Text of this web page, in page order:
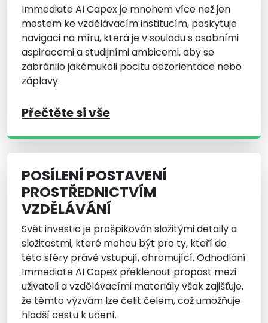
Immediate AI Capex je mnohem více než jen
mostem ke vzdělávacím institucím, poskytuje
navigaci na míru, která je v souladu s osobními
aspiracemi a studijními ambicemi, aby se
zabránilo jakémukoli pocitu dezorientace nebo
záplavy.
Přečtěte si vše
POSÍLENÍ POSTAVENÍ
PROSTŘEDNICTVÍM
VZDĚLÁVÁNÍ
Svět investic je prošpikován složitými detaily a
složitostmi, které mohou být pro ty, kteří do
této sféry právě vstupují, ohromující. Odhodlání
Immediate AI Capex překlenout propast mezi
uživateli a vzdělávacími materiály však zajišťuje,
že těmto výzvám lze čelit čelem, což umožňuje
hladší cestu k učení.